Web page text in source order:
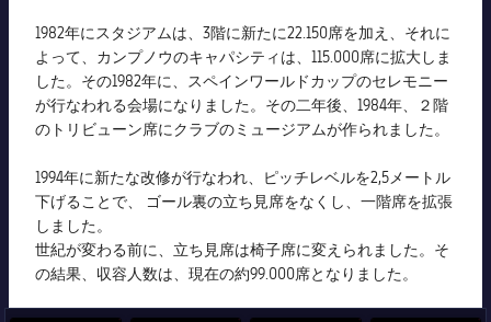
1982年にスタジアムは、3階に新たに22.150席を加え、それに
よって、カンプノウのキャパシティは、115.000席に拡大しま
した。その1982年に、スペインワールドカップのセレモニー
が行なわれる会場になりました。その二年後、1984年、２階
のトリビューン席にクラブのミュージアムが作られました。
1994年に新たな改修が行なわれ、ピッチレベルを2,5メートル
下げることで、 ゴール裏の立ち見席をなくし、一階席を拡張
しました。
世紀が変わる前に、立ち見席は椅子席に変えられました。そ
の結果、収容人数は、現在の約99.000席となりました。